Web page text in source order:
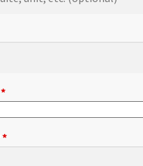
*
*